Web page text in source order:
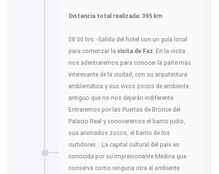
Distancia total realizada: 395 km
08:00 hrs. -Salida del hotel con un guía local
para comenzar la visita de Fez. En la visita
nos adentraremos para conocer la parte más
interesante de la ciudad, con su arquitectura
emblemática y sus vivos zocos de ambiente
antiguo que no nos dejarán indiferente.
Entraremos por las Puertas de Bronce del
Palacio Real y conoceremos el barrio judio,
sus animados zocos, el barrio de los
curtidores... La capital cultural del país es
conocida por su impresionante Medina que
conserva como ninguna otra el ambiente